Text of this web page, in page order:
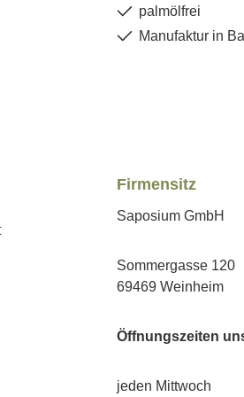
palmölfrei
Manufaktur in
Firmensitz
Saposium GmbH
Sommergasse 120
69469 Weinheim
Öffnungszeiten
jeden Mittwoch